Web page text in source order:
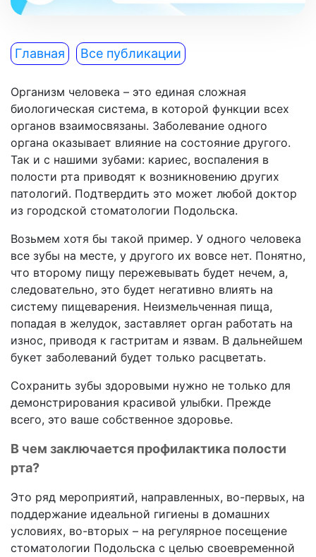
Главная Все публикации
Организм человека – это единая сложная
биологическая система, в которой функции всех
органов взаимосвязаны. Заболевание одного
органа оказывает влияние на состояние другого.
Так и с нашими зубами: кариес, воспаления в
полости рта приводят к возникновению других
патологий. Подтвердить это может любой доктор
из городской стоматологии Подольска.
Возьмем хотя бы такой пример. У одного человека
все зубы на месте, у другого их вовсе нет. Понятно,
что второму пищу пережевывать будет нечем, а,
следовательно, это будет негативно влиять на
систему пищеварения. Неизмельченная пища,
попадая в желудок, заставляет орган работать на
износ, приводя к гастритам и язвам. В дальнейшем
букет заболеваний будет только расцветать.
Сохранить зубы здоровыми нужно не только для
демонстрирования красивой улыбки. Прежде
всего, это ваше собственное здоровье.
В чем заключается профилактика полости
рта?
Это ряд мероприятий, направленных, во-первых, на
поддержание идеальной гигиены в домашних
условиях, во-вторых – на регулярное посещение
стоматологии Подольска с целью своевременной